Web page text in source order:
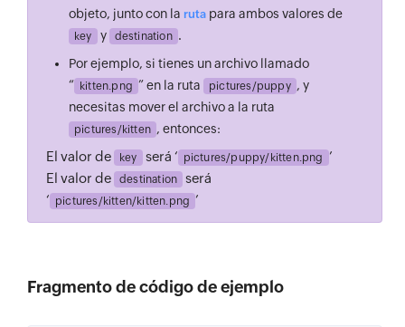
objeto, junto con la ruta para ambos valores de
key y destination .
Por ejemplo, si tienes un archivo llamado
“ kitten.png ” en la ruta pictures/puppy , y
necesitas mover el archivo a la ruta
pictures/kitten , entonces:
El valor de key será ‘ pictures/puppy/kitten.png
’
El valor de
destination
será
‘ pictures/kitten/kitten.png ’
Fragmento de código de ejemplo